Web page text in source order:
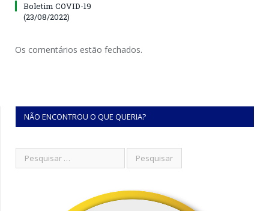
Boletim COVID-19
(23/08/2022)
Os comentários estão fechados.
NÃO ENCONTROU O QUE QUERIA?